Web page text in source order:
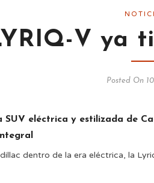
V ya
Posted On
SUV eléctrica y estilizada de
dentro de la era eléctrica, la